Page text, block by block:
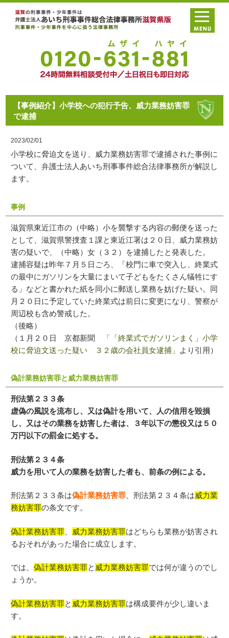
【事例紹介】小学校への犯行予告、威力業務妨害罪
で逮捕
2023/02/01
小学校に脅迫文を送り、威力業務妨害罪で逮捕された事例に
ついて、弁護士法人あいち刑事事件総合法律事務所が解説し
ます。
事例
滋賀県東近江市の（中略）小を襲撃する内容の郵便を送った
として、滋賀県警捜査１課と東近江署は２０日、威力業務妨
害の疑いで、（中略）女（３２）を逮捕したと発表した。
逮捕容疑は昨年７月５日ごろ、「校門に車で突入し、終業式
の最中にガソリンを大量にまいて子どもをたくさん犠牲にす
る」などと書かれた紙を同小に郵送し業務を妨げた疑い。同
月２０日に予定していた終業式は前日に変更になり、警察が
周辺校も含め警戒した。
（後略）
（１月２０日 京都新聞
「「終業式でガソリンまく」小学
校に脅迫文送った疑い ３２歳の会社員女逮捕」
より引用）
偽計業務妨害罪と威力業務妨害罪
刑法第２３３条
虚偽の風説を流布し、又は偽計を用いて、人の信用を毀損
し、又はその業務を妨害した者は、３年以下の懲役又は５０
万円以下の罰金に処する。
刑法第２３４条
威力を用いて人の業務を妨害した者も、前条の例による。
刑法第２３３条は偽計業務妨害罪 、刑法第２３４条は威力業
務妨害罪の条文です。
偽計業務妨害罪 威力業務妨害罪はどちらも業務が妨害され
るおそれがあった場合に成立します。
では、偽計業務妨害罪と 威力業務妨害罪では何が違うのでし
ょうか。
偽計業務妨害罪と 威力業務妨害罪は構成要件が少し違いま
す。